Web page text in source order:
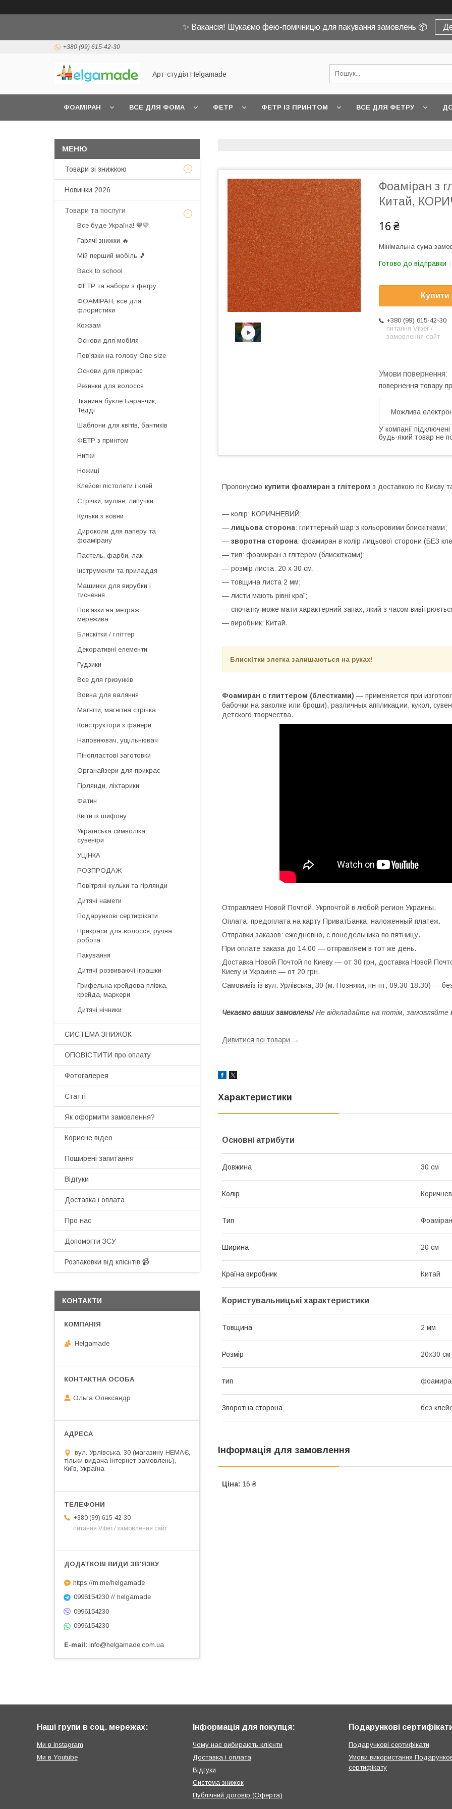
✨ Вакансія! Шукаємо фею-помічницю для пакування замовлень 📦
+380 (99) 615-42-30
Арт-студія Helgamade
ФОАМІРАН ВСЕ ДЛЯ ФОМА ФЕТР ФЕТР ІЗ ПРИНТОМ ВСЕ ДЛЯ ФЕТРУ
Фоаміран з
Китай,
16 ₴
Мінімальна сума
Готово до відправки
Купити
+380 (99) 615-42-30
питання Viber /
замовлення сайт
повернення товару
У компанії
будь-який товар не
Пропонуємо купити фоамиран з глітером з доставкою по Києву
— колір: КОРИЧНЕВИЙ;
— лицьова сторона: глиттерный шар з кольоровими блискітками;
— зворотна сторона: фоамиран в колір лицьової сторони (БЕЗ
— тип: фоамиран з глітером (блискітками);
— розмір листа: 20 х 30 см;
— товщина листа 2 мм;
— листи мають рівні краї;
— спочатку може мати характерний запах, який з часом
— виробник: Китай.
Блискітки злегка залишаються на руках!
Фоамиран с глиттером (блестками) — применяется при
бабочки на заколке или броши), различных аппликации, кукол,
детского творчества.
Отправляем Новой Почтой, Укрпочтой в любой регион Украины.
Оплата: предоплата на карту ПриватБанка, наложенный платеж.
Отправки заказов: ежедневно, с понедельника по пятницу.
При оплате заказа до 14:00 — отправляем в тот же день.
Доставка Новой Почтой по Киеву — от 30 грн, доставка Новой
Киеву и Украине — от 20 грн.
Самовивіз із вул. Урлівська, 30 (м. Позняки, пн-пт, 09:30-18:30) —
Чекаємо ваших замовлень!Не відкладайте на потім, замовляйте
Дивитися всі товари →
Характеристики
Основні атрибути
Довжина 30 см
Колір
Тип Фоаміран
Ширина 20 см
Країна виробник Китай
Користувальницькі характеристики
Товщина 2 мм
Розмір 20x30 см
тип
Зворотна сторона без
Інформація для замовлення
Ціна: 16 ₴
Товари зі знижкою
Новинки 2026
Товари та послуги
Все буде Україна! 💙💛
Гарячі знижки 🔥
Мій перший мобіль 🎵
Back to school
ФЕТР та набори з фетру
ФОАМІРАН, все для
флористики
Кожзам
Основи для мобіля
Пов'язки на голову One size
Основи для прикрас
Резинки для волосся
Тканина букле Баранчик,
Тедді
Шаблони для квітів, бантиків
ФЕТР з принтом
Нитки
Ножиці
Клейові пістолети і клей
Стрічки, муліне, липучки
Кульки з вовни
Дироколи для паперу та
фоамірану
Пастель, фарби, лак
Інструменти та приладдя
Машинки для вирубки і
тиснення
Пов'язки на метраж,
мережива
Блискітки / гліттер
Декоративні елементи
Гудзики
Все для гризунків
Вовна для валяння
Магніти, магнітна стрічка
Конструктори з фанери
Наповнювач, ущільнювач
Пінопластові заготовки
Органайзери для прикрас
Гірлянди, ліхтарики
Фатин
Квіти із шифону
Українська символіка,
сувеніри
УЦІНКА
РОЗПРОДАЖ
Повітряні кульки та гірлянди
Дитячі намети
Подарункові сертифікати
Прикраси для волосся, ручна
робота
Пакування
Дитячі розвиваючі іграшки
Грифельна крейдова плівка,
крейда, маркери
Дитячі нічники
СИСТЕМА ЗНИЖОК
ОПОВІСТИТИ про оплату
Фотогалерея
Статті
Як оформити замовлення?
Корисне відео
Поширені запитання
Відгуки
Доставка і оплата
Про нас
Допомогти ЗСУ
Розпаковки від клієнтів 📹
КОНТАКТИ
Helgamade
Ольга Олександр
вул. Урлівська, 30 (магазину НЕМАЄ,
тільки видача інтернет-замовлень),
Київ, Україна
+380 (99) 615-42-30
питання Viber / замовлення сайт
https://m.me/helgamade
0996154230 // helgamade
0996154230
0996154230
E-mail info@helgamade.com.ua
Наші групи в соц. мережах:
Ми в Instagram
Ми в Youtube
Інформація для покупця:
Чому нас вибирають клієнти
Доставка і оплата
Відгуки
Система знижок
Публічний договір (Оферта)
Подарункові
Подарункові сертифікати
Умови використання
сертифікату